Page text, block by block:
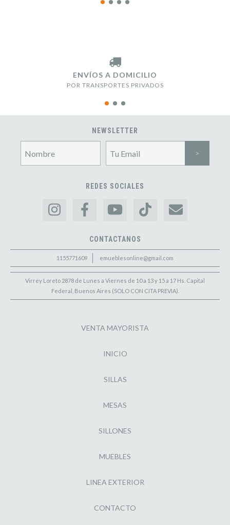
ENVÍOS A DOMICILIO
POR TRANSPORTES PRIVADOS
NEWSLETTER
REDES SOCIALES
CONTACTANOS
1155771609 emueblesonline@gmail.com
Virrey Loreto 2878 de Lunes a Viernes de 10 a 13 y 15 a 17 Hs. Capital
Federal, Buenos Aires (SOLO CON CITA PREVIA).
VENTA MAYORISTA
INICIO
SILLAS
MESAS
SILLONES
MUEBLES
LINEA EXTERIOR
CONTACTO